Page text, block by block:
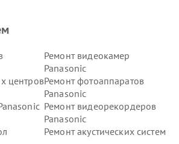
Ремонт видеокамер
Panasonic
центровРемонт фотоаппаратов
Panasonic
Ремонт видеорекордеров
Panasonic
Ремонт акустических систем